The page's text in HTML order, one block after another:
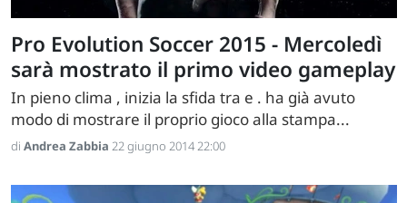
Pro Evolution Soccer 2015 - Mercoledì
sarà mostrato il primo video gameplay
In pieno clima , inizia la sfida tra e . ha già avuto
modo di mostrare il proprio gioco alla stampa...
di Andrea Zabbia 22 giugno 2014 22:00